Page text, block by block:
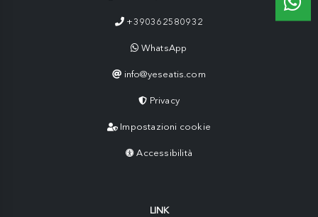
+390362580932
WhatsApp
info@yeseatis.com
Privacy
Impostazioni cookie
Accessibilità
LINK